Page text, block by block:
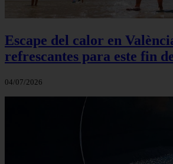
Escape del calor en
refrescantes para este fin
04/07/2026